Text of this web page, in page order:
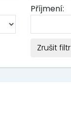
Příjmení:
Zrušit filtr